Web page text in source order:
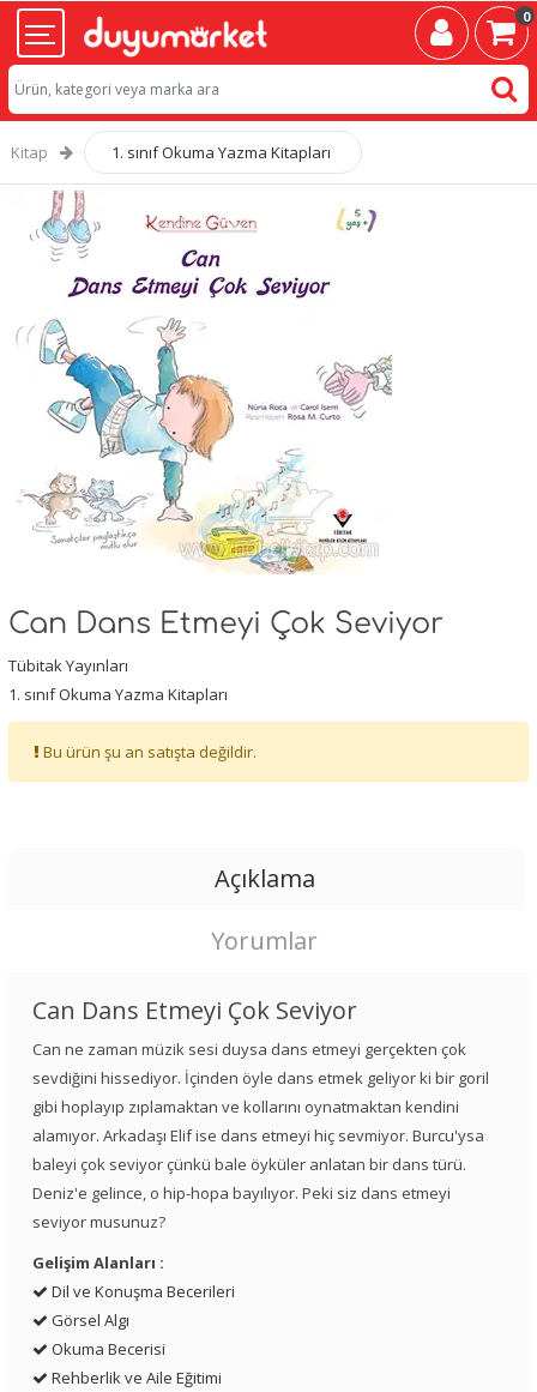
0
Kitap 1. sınıf Okuma Yazma Kitapları
Can Dans Etmeyi Çok Seviyor
Tübitak Yayınları
1. sınıf Okuma Yazma Kitapları
Bu ürün şu an satışta değildir.
Açıklama
Yorumlar
Can Dans Etmeyi Çok Seviyor
Can ne zaman müzik sesi duysa dans etmeyi gerçekten çok
sevdiğini hissediyor. İçinden öyle dans etmek geliyor ki bir goril
gibi hoplayıp zıplamaktan ve kollarını oynatmaktan kendini
alamıyor. Arkadaşı Elif ise dans etmeyi hiç sevmiyor. Burcu'ysa
baleyi çok seviyor çünkü bale öyküler anlatan bir dans türü.
Deniz'e gelince, o hip-hopa bayılıyor. Peki siz dans etmeyi
seviyor musunuz?
Gelişim Alanları :
Dil ve Konuşma Becerileri
Görsel Algı
Okuma Becerisi
Rehberlik ve Aile Eğitimi